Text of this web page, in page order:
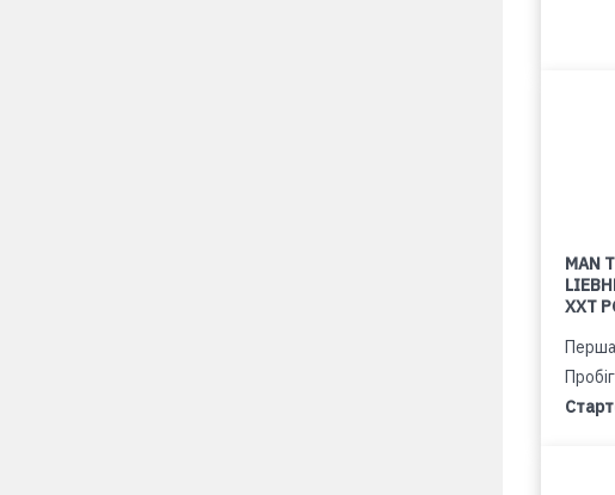
MAN
XXT